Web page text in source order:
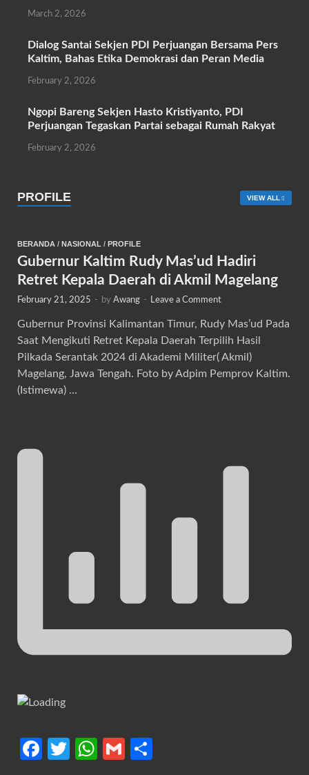
March 2, 2026
Dialog Santai Sekjen PDI Perjuangan Bersama Pers
Kaltim, Bahas Etika Demokrasi dan Peran Media
February 2, 2026
Ngopi Bareng Sekjen Hasto Kristiyanto, PDI
Perjuangan Tegaskan Partai sebagai Rumah Rakyat
February 2, 2026
PROFILE VIEW ALL
BERANDA / NASIONAL / PROFILE
Gubernur Kaltim Rudy Mas’ud Hadiri
Retret Kepala Daerah di Akmil Magelang
February 21, 2025 - by Awang - Leave a Comment
Gubernur Provinsi Kalimantan Timur, Rudy Mas’ud Pada
Saat Mengikuti Retret Kepala Daerah Terpilih Hasil
Pilkada Serantak 2024 di Akademi Militer( Akmil)
Magelang, Jawa Tengah. Foto by Adpim Pemprov Kaltim.
(Istimewa) …
Fa
T
W
G